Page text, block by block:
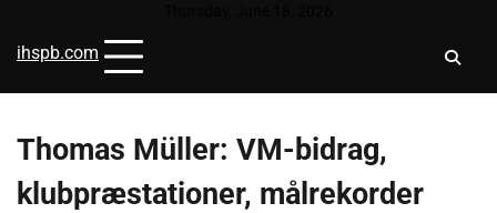
content
ihspb.com
Thomas Müller: VM-bidrag,
klubpræstationer, målrekorder